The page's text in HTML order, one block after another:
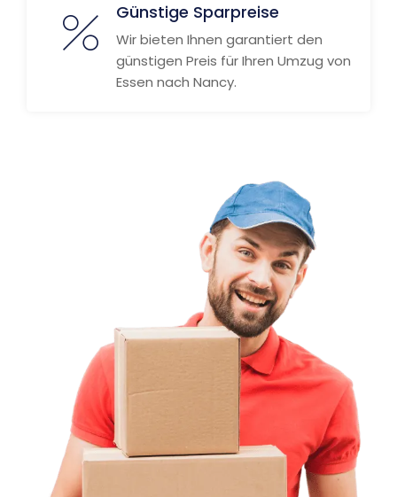
Günstige Sparpreise
Wir bieten Ihnen garantiert den
günstigen Preis für Ihren Umzug von
Essen nach Nancy.